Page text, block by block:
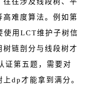
往涉及线段树、平
难度算法。例如第
使用LCT维护子树信
链剖分与线段树才
证第五题，需要对
dp才能拿到满分。